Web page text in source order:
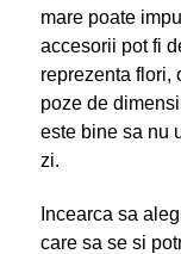
mare poate
accesorii pot fi
reprezenta flori,
poze de
este bine sa nu
zi.
Incearca sa
care sa se si